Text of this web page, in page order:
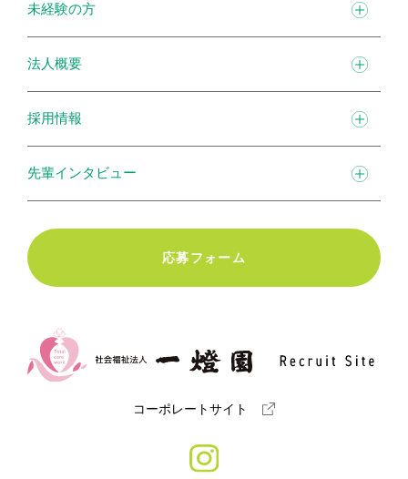
未経験の方
法人概要
採用情報
先輩インタビュー
応募フォーム
コーポレートサイト